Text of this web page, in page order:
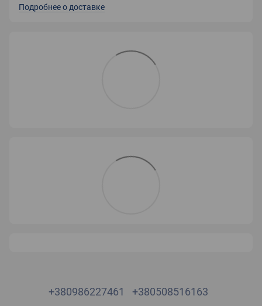
Подробнее о доставке
+380986227461 +380508516163